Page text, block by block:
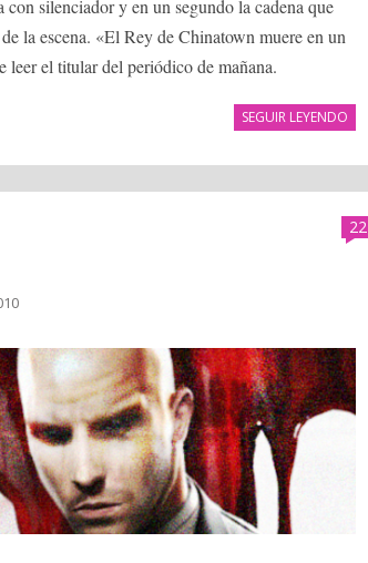
silenciador y en un segundo la cadena que
la escena. «El Rey de Chinatown muere en un
leer el titular del periódico de mañana.
SEGUIR LEYENDO
22